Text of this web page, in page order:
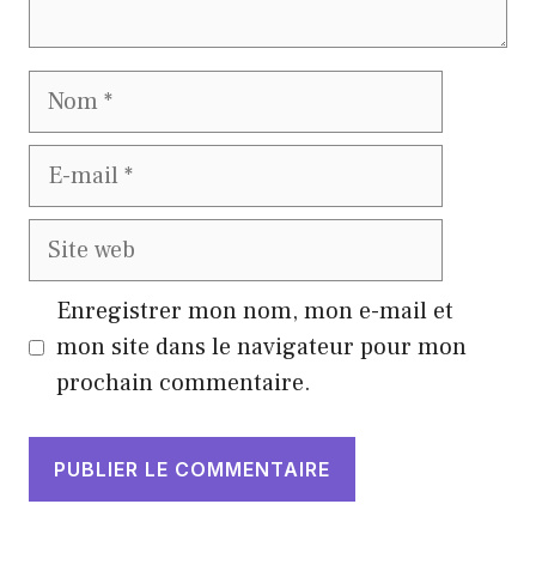
Nom
E-
Site
Enregistrer mon nom, mon e-mail et
mon site dans le navigateur pour mon
prochain commentaire.